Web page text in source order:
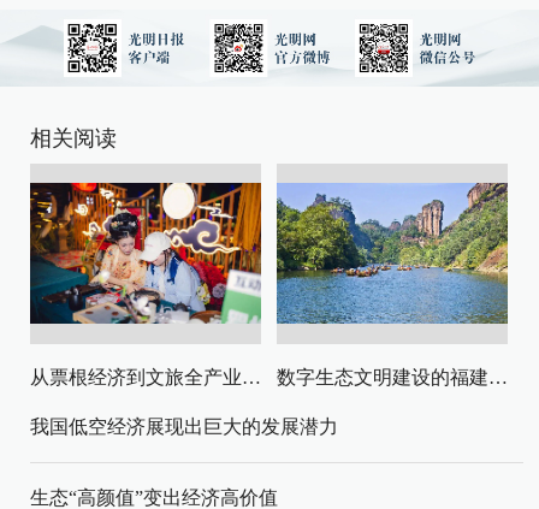
相关阅读
从票根经济到文旅全产业链升级 数字生态文明建设的福建路径与启示
我国低空经济展现出巨大的发展潜力
生态“高颜值”变出经济高价值